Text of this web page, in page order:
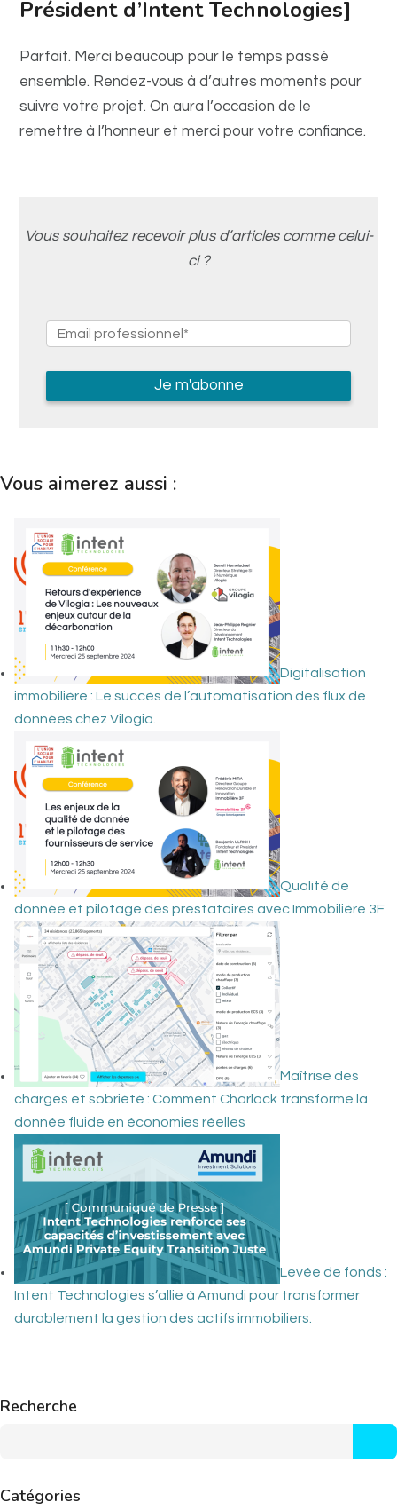
Président d’Intent Technologies]
Parfait. Merci beaucoup pour le temps passé
ensemble. Rendez-vous à d’autres moments pour
suivre votre projet. On aura l’occasion de le
remettre à l’honneur et merci pour votre confiance.
Vous souhaitez recevoir plus d’articles comme celui-
ci ?
Vous aimerez aussi :
Digitalisation
immobilière : Le succès de l’automatisation des flux de
données chez Vilogia.
Qualité de
donnée et pilotage des prestataires avec Immobilière 3F
Maîtrise des
charges et sobriété : Comment Charlock transforme la
donnée fluide en économies réelles
Levée de fonds :
Intent Technologies s’allie à Amundi pour transformer
durablement la gestion des actifs immobiliers.
Recherche
Catégories